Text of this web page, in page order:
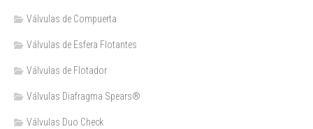
Válvulas de Compuerta
Válvulas de Esfera Flotantes
Válvulas de Flotador
Válvulas Diafragma Spears®️
Válvulas Duo Check